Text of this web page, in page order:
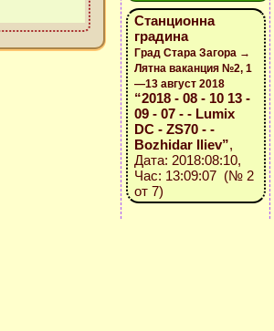
Станционна
градина
Град Стара Загора →
Лятна ваканция №2, 1
—13 август 2018
“2018 - 08 - 10 13 -
09 - 07 - - Lumix
DC - ZS70 - -
Bozhidar Iliev”,
Дата: 2018:08:10,
Час: 13:09:07 (№ 2
от 7)